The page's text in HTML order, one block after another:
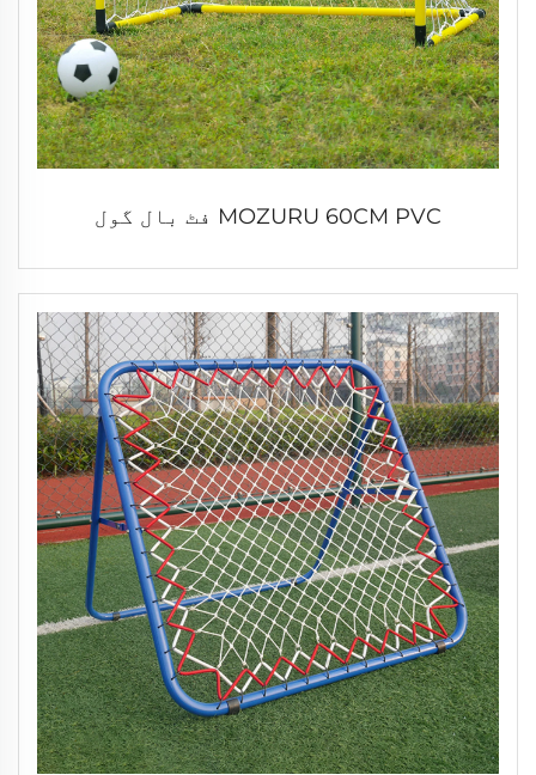
MOZURU 60CM PVC فٹ بال گول